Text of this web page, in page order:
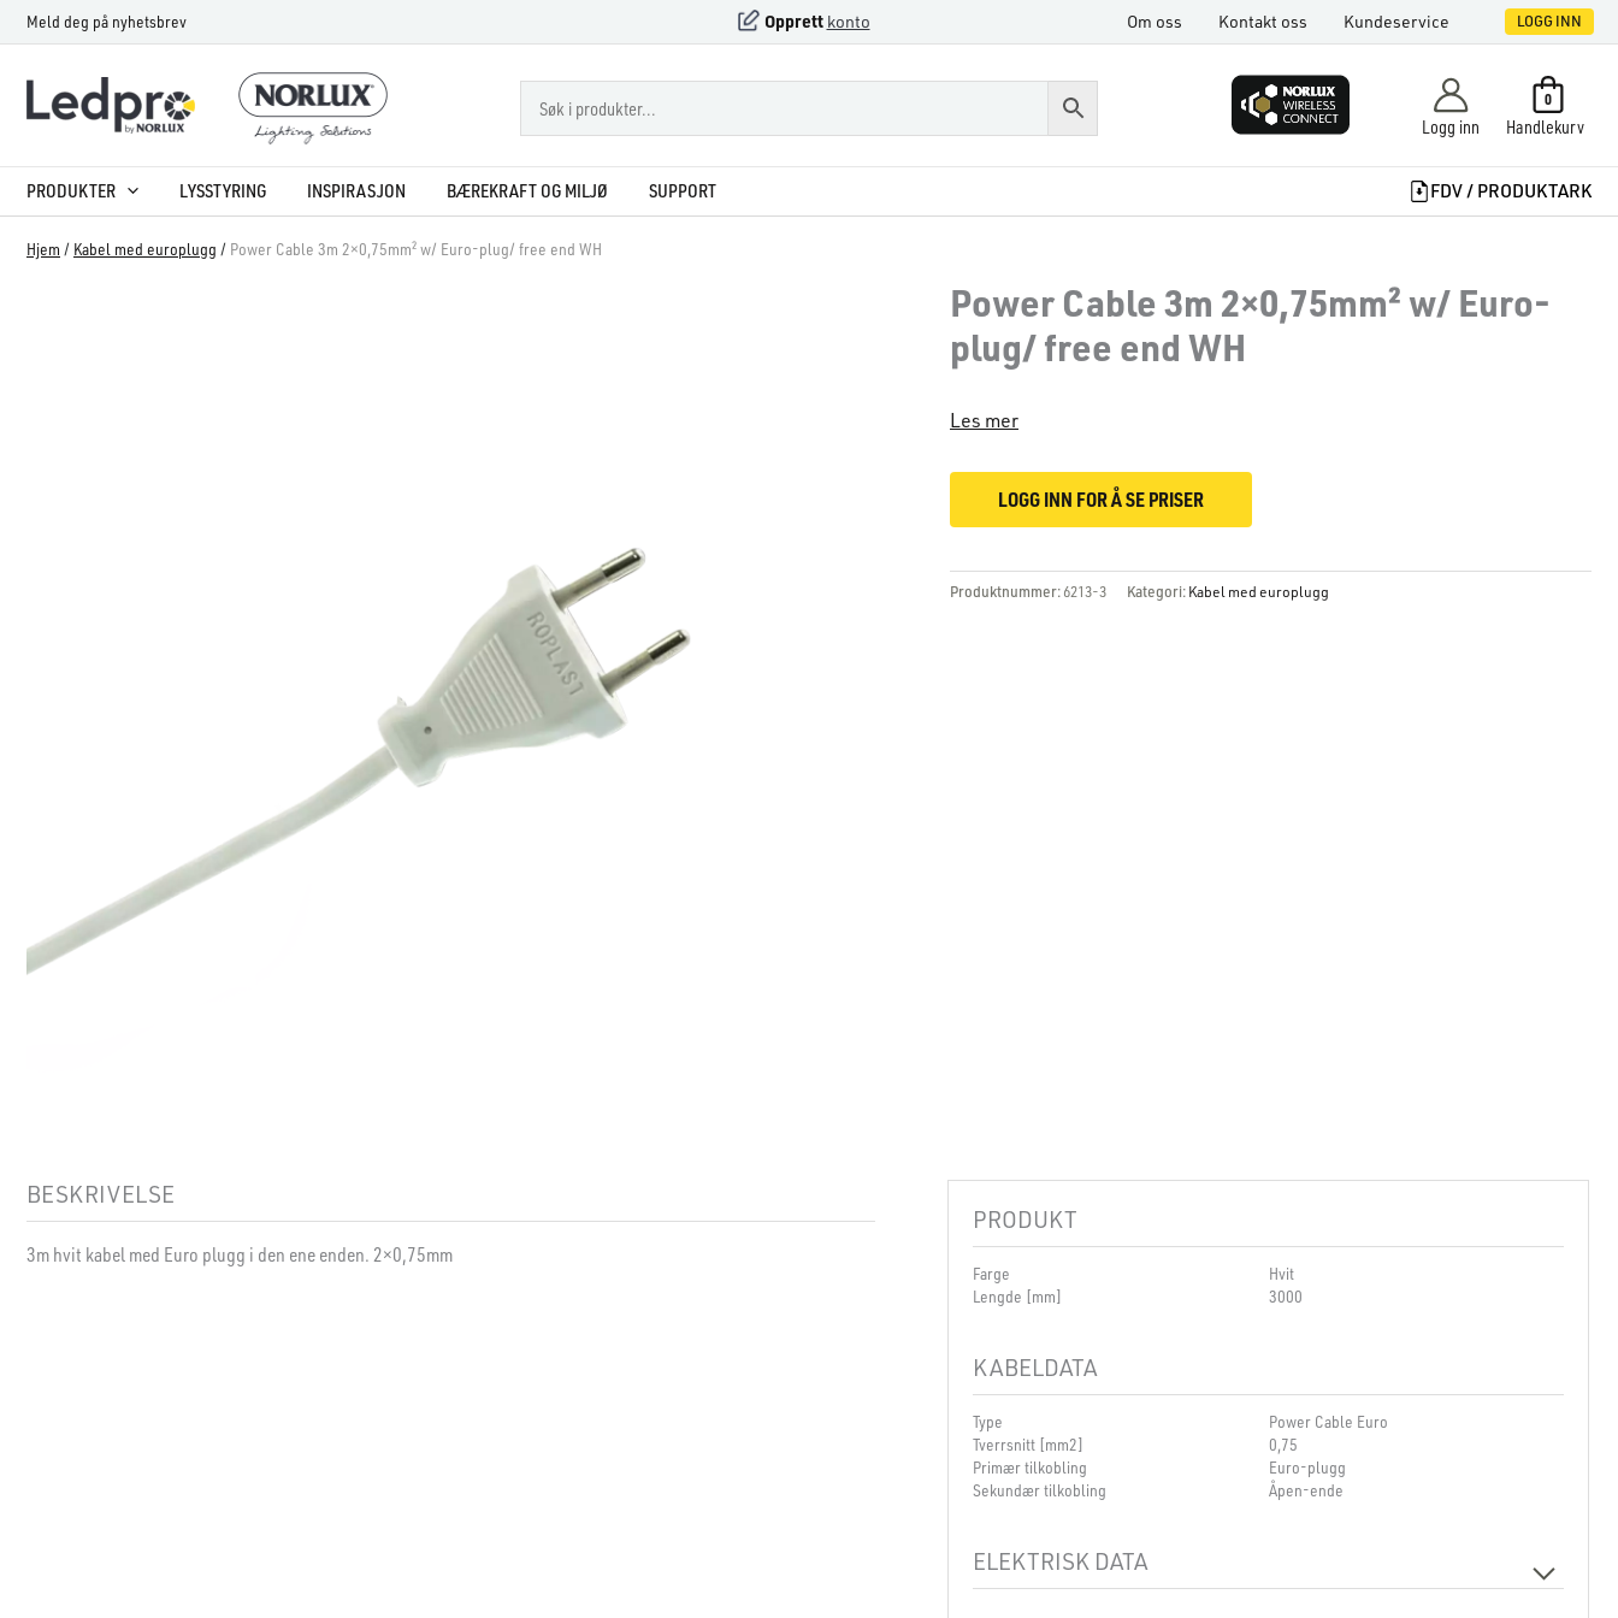
Hopp
rett
innholdet
Meld deg på nyhetsbrev Opprett konto Om oss Kontakt oss Kundeservice LOGG INN
Logg inn Handlekurv
0
PRODUKTER LYSSTYRING INSPIRASJON BÆREKRAFT OG MILJØ SUPPORT FDV / PRODUKTARK
Hjem / Kabel med europlugg / Power Cable 3m 2×0,75mm² w/ Euro-plug/ free end WH
Power Cable 3m 2×0,75mm² w/ Euro-
plug/ free end WH
Les mer
LOGG INN FOR Å SE PRISER
Produktnummer: 6213-3 Kategori: Kabel med europlugg
BESKRIVELSE
3m hvit kabel med Euro plugg i den ene enden. 2×0,75mm
PRODUKT
Farge
Hvit
Lengde [mm]
3000
KABELDATA
Type
Power Cable Euro
Tverrsnitt [mm2]
0,75
Primær tilkobling
Euro-plugg
Sekundær tilkobling
Åpen-ende
ELEKTRISK DATA